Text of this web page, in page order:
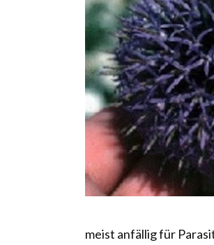
meist anfällig für